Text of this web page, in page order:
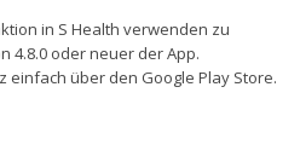
in S Health verwenden zu
4.8.0 oder neuer der App.
einfach über den Google Play Store.